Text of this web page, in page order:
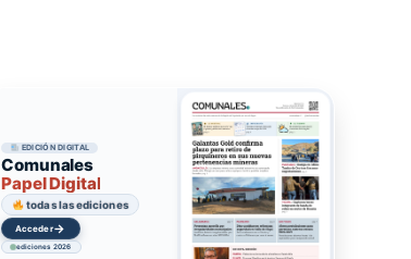
EDICIÓN DIGITAL
Comunales
Papel Digital
todas las ediciones
Acceder→
ediciones 2026